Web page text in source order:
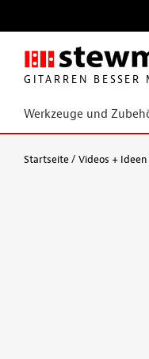
GITARREN BESSER
Werkzeuge und
Startseite Videos + Ideen